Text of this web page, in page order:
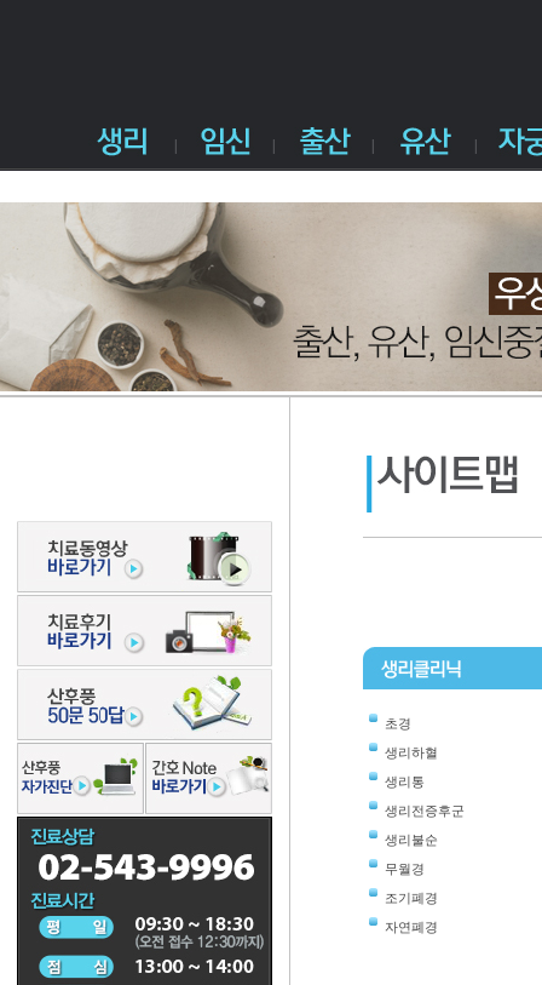
초경
생리하혈
생리통
생리전증후군
생리불순
무월경
조기폐경
자연폐경